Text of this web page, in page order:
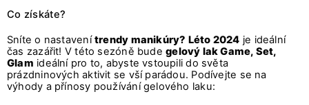
Co získáte?
Sníte o nastavenítrendy manikúry? Léto 2024 je ideální
čas zazářit! V této sezóně budegelový lak Game, Set,
Glam ideální pro to, abyste vstoupili do světa
prázdninových aktivit se vší parádou. Podívejte se na
výhody a přínosy používání gelového laku: